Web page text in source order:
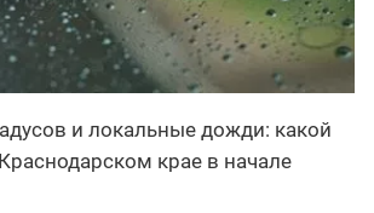
и локальные дожди: какой
крае в начале